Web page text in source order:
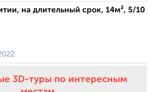
на длительный срок, 14м², 5/10
3D-туры по интересным